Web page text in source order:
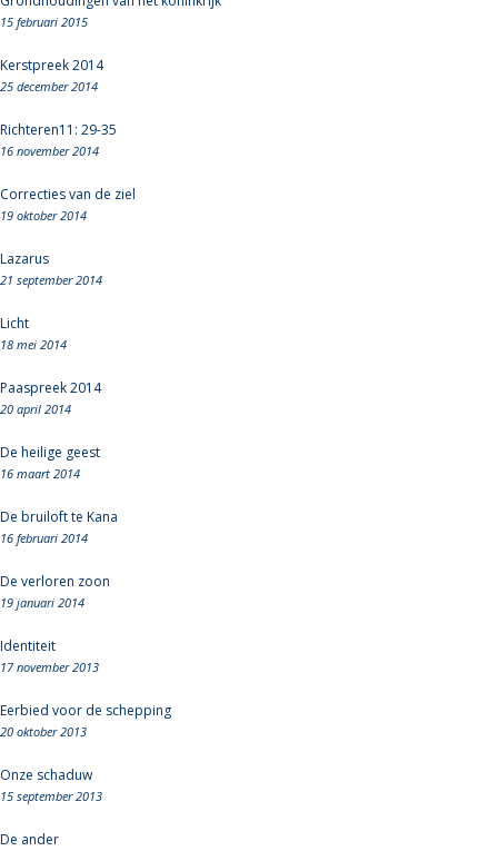
15 februari 2015
Kerstpreek 2014
25 december 2014
Richteren11: 29-35
16 november 2014
Correcties van de ziel
19 oktober 2014
Lazarus
21 september 2014
Licht
18 mei 2014
Paaspreek 2014
20 april 2014
De heilige geest
16 maart 2014
De bruiloft te Kana
16 februari 2014
De verloren zoon
19 januari 2014
Identiteit
17 november 2013
Eerbied voor de schepping
20 oktober 2013
Onze schaduw
15 september 2013
De ander